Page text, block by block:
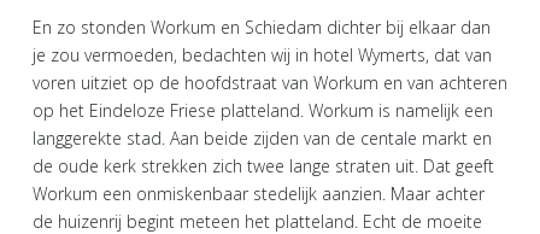
En zo stonden Workum en Schiedam dichter bij elkaar dan
je zou vermoeden, bedachten wij in hotel Wymerts, dat van
voren uitziet op de hoofdstraat van Workum en van achteren
op het Eindeloze Friese platteland. Workum is namelijk een
langgerekte stad. Aan beide zijden van de centale markt en
de oude kerk strekken zich twee lange straten uit. Dat geeft
Workum een onmiskenbaar stedelijk aanzien. Maar achter
de huizenrij begint meteen het platteland. Echt de moeite